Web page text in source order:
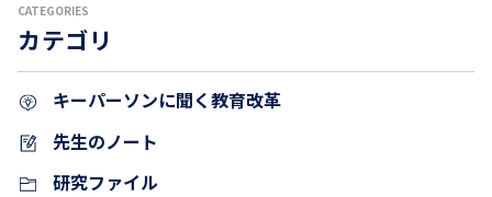
CATEGORIES
カテゴリ
キーパーソンに聞く教育改革
先生のノート
研究ファイル